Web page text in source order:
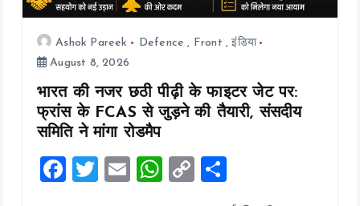
Ashok Pareek Defence , Front ,इंडिया
August 8, 2026
भारत की नजर छठी पीढ़ी के फाइटर जेट पर:
फ्रांस के FCAS से जुड़ने की तैयारी, संसदीय
समिति ने मांगा रोडमैप
F
T
E
W
C